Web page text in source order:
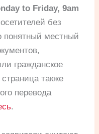
to Friday, 9am
без
понятный местный
гражданское
также
перевода
.